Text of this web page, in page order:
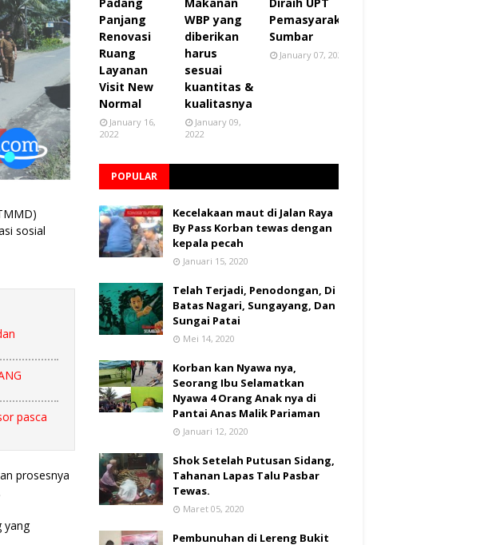
sosial
pasca
prosesnya
yang
Panjang
Renovasi
Ruang
Layanan
Visit New
Normal
January 16,
2022
WBP yang
diberikan
harus
sesuai
kuantitas &
kualitasnya
January 09,
2022
Pemasyarakatan
Sumbar
January 07, 2022
POPULAR
Kecelakaan maut di Jalan Raya
By Pass Korban tewas dengan
kepala pecah
Januari 15, 2020
Telah Terjadi, Penodongan, Di
Batas Nagari, Sungayang, Dan
Sungai Patai
Mei 14, 2020
Korban kan Nyawa nya,
Seorang Ibu Selamatkan
Nyawa 4 Orang Anak nya di
Pantai Anas Malik Pariaman
Januari 12, 2020
Shok Setelah Putusan Sidang,
Tahanan Lapas Talu Pasbar
Tewas.
Maret 05, 2020
Pembunuhan di Lereng Bukit